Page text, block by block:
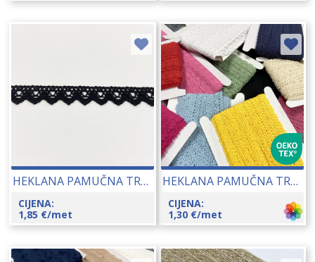
HEKLANA PAMUČNA TRAKA BLACK (B180HH) CCA 16 MM 23097
CIJENA:
1,85 €/met
HEKLANA PAMUČNA TRAKA CCA 13 MM (TC128R) 23120
CIJENA:
1,30 €/met